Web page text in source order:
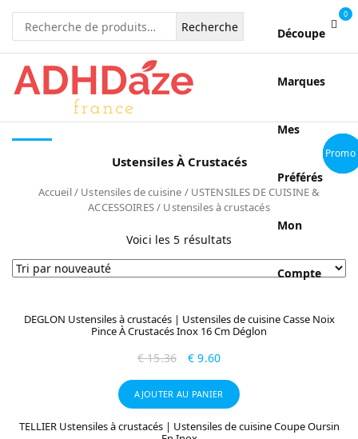
Recherche
pour :
0
Découpe
Marques
Mes
Préférés
Mon
Compte
Ustensiles À Crustacés
Accueil/ Ustensiles de cuisine / USTENSILES DE CUISINE &
ACCESSOIRES/ Ustensiles à crustacés
Voici les 5 résultats
Promo
DEGLON Ustensiles à crustacés | Ustensiles de cuisine Casse Noix
Pince À Crustacés Inox 16 Cm Déglon
€15.36 € 9.60
AJOUTER AU PANIER
Promo
TELLIER Ustensiles à crustacés | Ustensiles de cuisine Coupe Oursin
Promo
Promo
Promo